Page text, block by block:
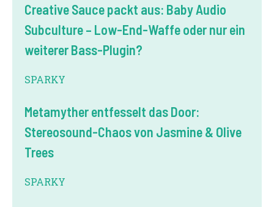
Creative Sauce packt aus: Baby Audio
Subculture – Low-End-Waffe oder nur ein
weiterer Bass-Plugin?
SPARKY
Metamyther entfesselt das Door:
Stereosound-Chaos von Jasmine & Olive
Trees
SPARKY